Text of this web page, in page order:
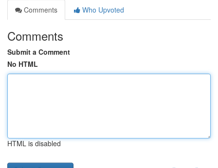
Comments
Who Upvoted
Comments
Submit a Comment
No HTML
HTML is disabled